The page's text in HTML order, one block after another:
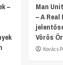
–
Man
– A
Vörös
Kovács